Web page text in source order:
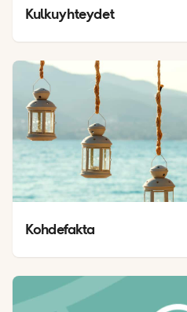
Kulkuyhteydet
Kohdefakta